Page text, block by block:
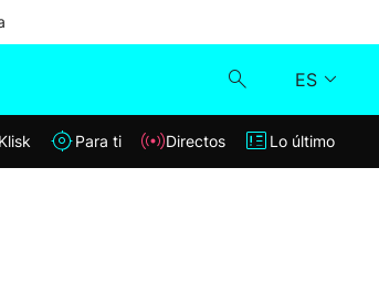
ES
Klisk
Klisk Para ti Directos Lo último